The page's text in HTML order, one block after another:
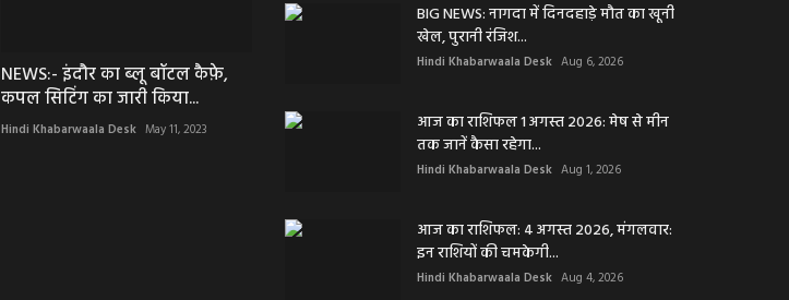
NEWS:- इंदौर का ब्लू बॉटल कैफ़े,
कपल सिटिंग का जारी किया...
Hindi Khabarwaala Desk May 11, 2023
BIG NEWS: नागदा में दिनदहाड़े मौत का खूनी
खेल, पुरानी रंजिश...
Hindi Khabarwaala Desk Aug 6, 2026
आज का राशिफल 1 अगस्त 2026: मेष से मीन
तक जानें कैसा रहेगा...
Hindi Khabarwaala Desk Aug 1, 2026
आज का राशिफल: 4 अगस्त 2026, मंगलवार:
इन राशियों की चमकेगी...
Hindi Khabarwaala Desk Aug 4, 2026